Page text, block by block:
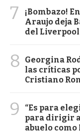
7
¡Bombazo!
Araujo deja
del
8
Georgina
las críticas
Cristiano
9
“Es para
para dirigir a
abuelo como